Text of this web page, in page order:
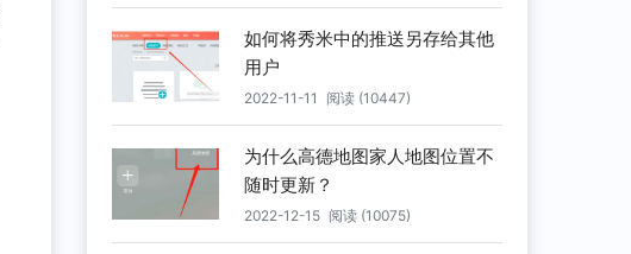
如何将秀米中的推送另存给其他
用户
2022-11-11 阅读 (10447)
为什么高德地图家人地图位置不
随时更新？
2022-12-15 阅读 (10075)